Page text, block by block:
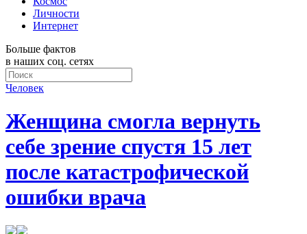
Личности
Интернет
Больше фактов
в наших соц. сетях
Человек
Женщина смогла вернуть
себе зрение спустя 15 лет
после катастрофической
ошибки врача